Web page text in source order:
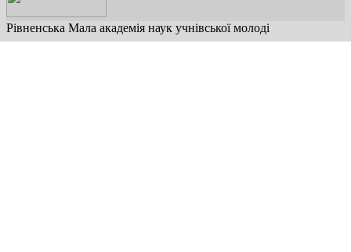
Рівненська Мала академія наук учнівської молоді